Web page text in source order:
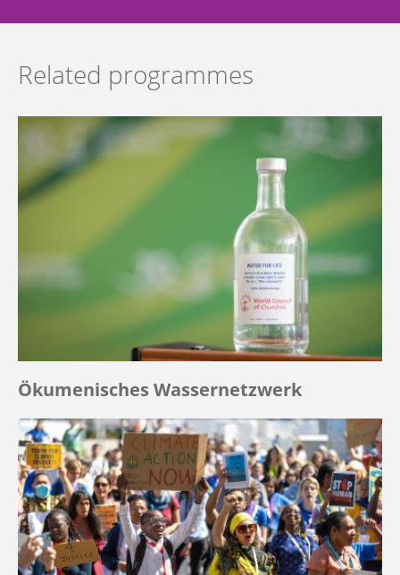
Related programmes
Ökumenisches Wassernetzwerk